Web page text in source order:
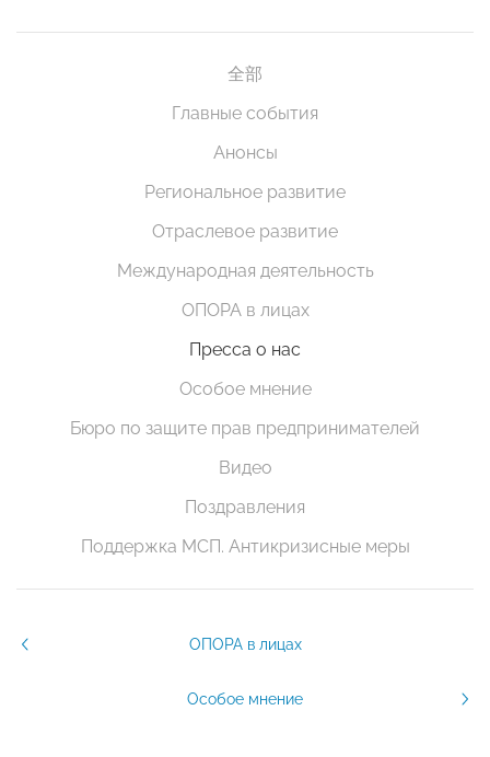
全部
Главные события
Анонсы
Региональное развитие
Отраслевое развитие
Международная деятельность
ОПОРА в лицах
Пресса о нас
Особое мнение
Бюро по защите прав предпринимателей
Видео
Поздравления
Поддержка МСП. Антикризисные меры
ОПОРА в лицах
Особое мнение